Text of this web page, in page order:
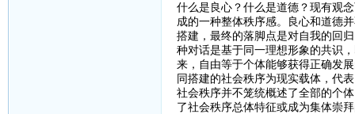
什么是良心？什么是道德？现有观
成的一种整体秩序感。良心和道德
搭建，最终的落脚点是对自我的回
种对话是基于同一理想形象的共识
来，自由等于个体能够获得正确发
同搭建的社会秩序为现实载体，代
社会秩序并不笼统概述了全部的个
了社会秩序总体特征或成为集体崇